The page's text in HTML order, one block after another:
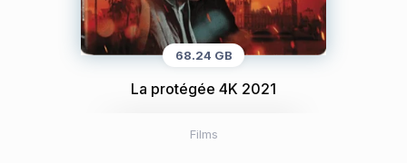
68.24 GB
La protégée 4K 2021
Films